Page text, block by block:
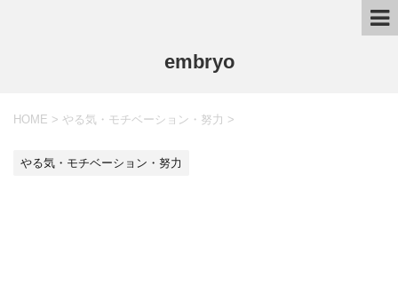
embryo
HOME > やる気・モチベーション・努力 >
やる気・モチベーション・努力